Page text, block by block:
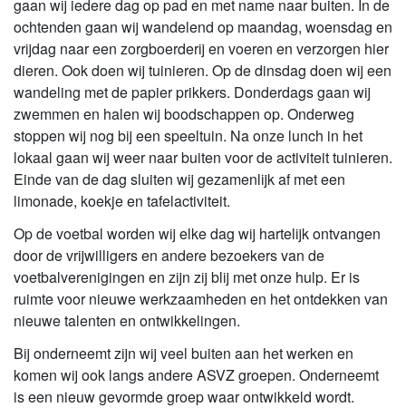
gaan wij iedere dag op pad en met name naar buiten. In de
ochtenden gaan wij wandelend op maandag, woensdag en
vrijdag naar een zorgboerderij en voeren en verzorgen hier
dieren. Ook doen wij tuinieren. Op de dinsdag doen wij een
wandeling met de papier prikkers. Donderdags gaan wij
zwemmen en halen wij boodschappen op. Onderweg
stoppen wij nog bij een speeltuin. Na onze lunch in het
lokaal gaan wij weer naar buiten voor de activiteit tuinieren.
Einde van de dag sluiten wij gezamenlijk af met een
limonade, koekje en tafelactiviteit.
Op de voetbal worden wij elke dag wij hartelijk ontvangen
door de vrijwilligers en andere bezoekers van de
voetbalverenigingen en zijn zij blij met onze hulp. Er is
ruimte voor nieuwe werkzaamheden en het ontdekken van
nieuwe talenten en ontwikkelingen.
Bij onderneemt zijn wij veel buiten aan het werken en
komen wij ook langs andere ASVZ groepen. Onderneemt
is een nieuw gevormde groep waar ontwikkeld wordt.